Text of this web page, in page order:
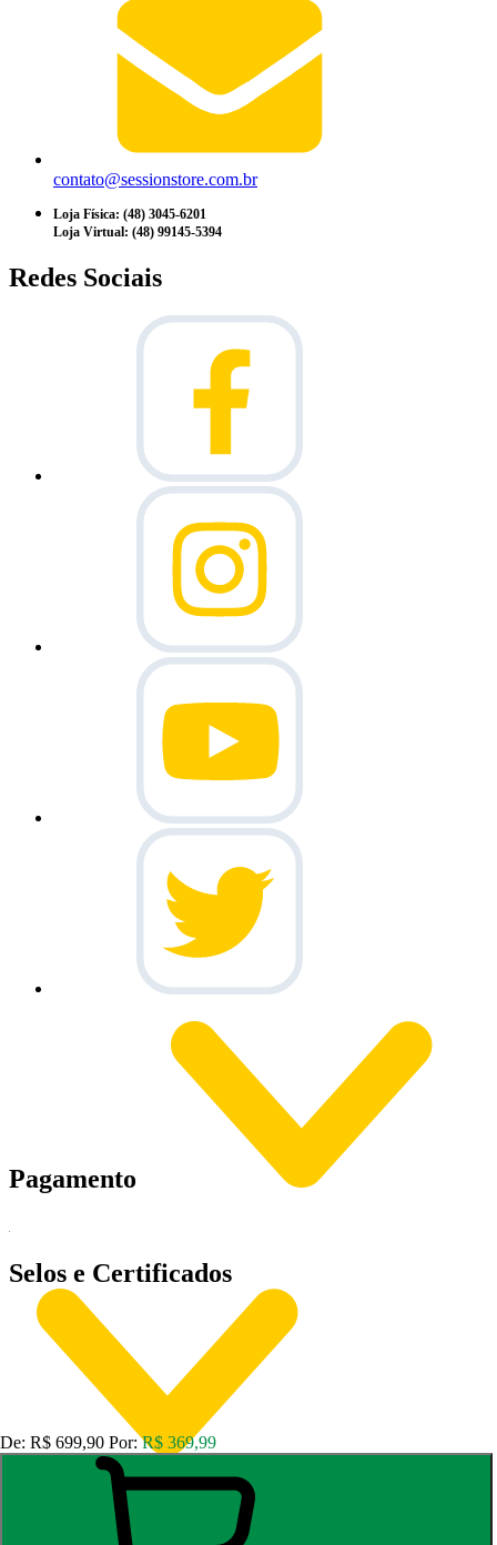
contato@sessionstore.com.br
Loja Física: (48) 3045-6201
Loja Virtual: (48) 99145-5394
Redes Sociais
Pagamento
Selos e Certificados
Session Skate Surf Shop Artigos Esportivos LTDA ME, Rua
De: R$ 699,90 Por:R$ 369,99